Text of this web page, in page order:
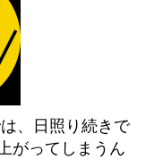
、日照り続きで
がってしまうん